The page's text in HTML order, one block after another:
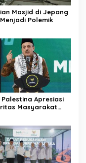
Masjid di Jepang
Polemik
Palestina Apresiasi
Masyarakat